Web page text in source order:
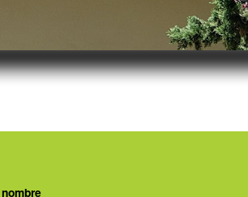
nombre